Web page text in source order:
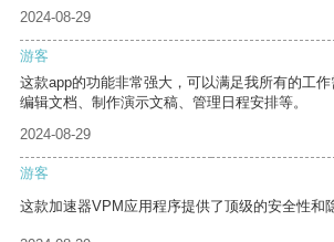
2024-08-29
游客
这款app的功能非常强大，可以满足我所有的工
编辑文档、制作演示文稿、管理日程安排等。
2024-08-29
游客
这款加速器VPM应用程序提供了顶级的安全性和